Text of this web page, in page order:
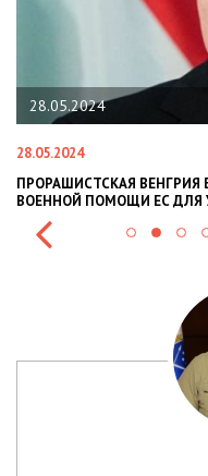
БЛОКИРУЕТ КРУПНЫЙ ПАКЕТ
УКРАИНЫ